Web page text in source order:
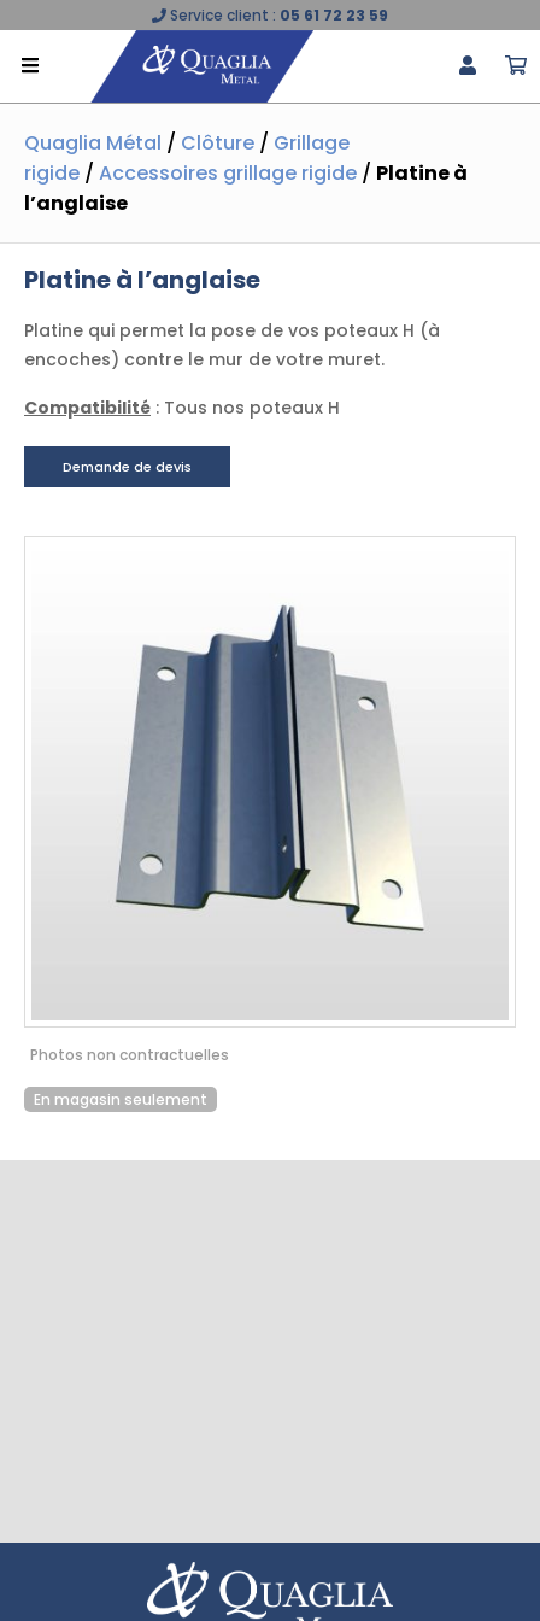
Service client : 05 61 72 23 59
Quaglia Métal / Clôture / Grillage
rigide / Accessoires grillage rigide / Platine à
l’anglaise
Photos non contractuelles
En magasin seulement
Platine à l’anglaise
Platine qui permet la pose de vos poteaux H (à
encoches) contre le mur de votre muret.
Compatibilité : Tous nos poteaux H
Demande de devis